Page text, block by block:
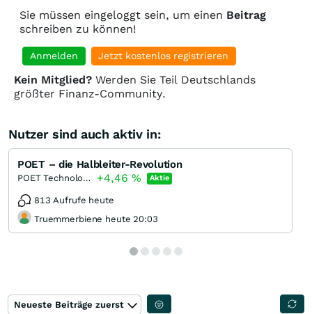
Sie müssen eingeloggt sein, um einen Beitrag
schreiben zu können!
Anmelden Jetzt kostenlos registrieren
Kein Mitglied? Werden Sie Teil Deutschlands
größter Finanz-Community.
Nutzer sind auch aktiv in:
POET – die Halbleiter-Revolution
POET Technologies +4,46 % Aktie
813 Aufrufe heute
Truemmerbiene heute 20:03
Neueste Beiträge zuerst